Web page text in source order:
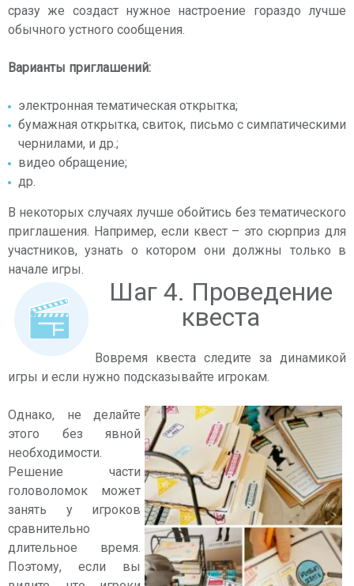
сразу же создаст нужное настроение гораздо лучше
обычного устного сообщения.
Варианты приглашений:
электронная тематическая открытка;
бумажная открытка, свиток, письмо с симпатическими
чернилами, и др.;
видео обращение;
др.
В некоторых случаях лучше обойтись без тематического
приглашения. Например, если квест – это сюрприз для
участников, узнать о котором они должны только в
начале игры.
Шаг 4. Проведение
квеста
Вовремя квеста следите за динамикой
игры и если нужно подсказывайте игрокам.
Однако, не делайте
этого без явной
необходимости.
Решение части
головоломок может
занять у игроков
сравнительно
длительное время.
Поэтому, если вы